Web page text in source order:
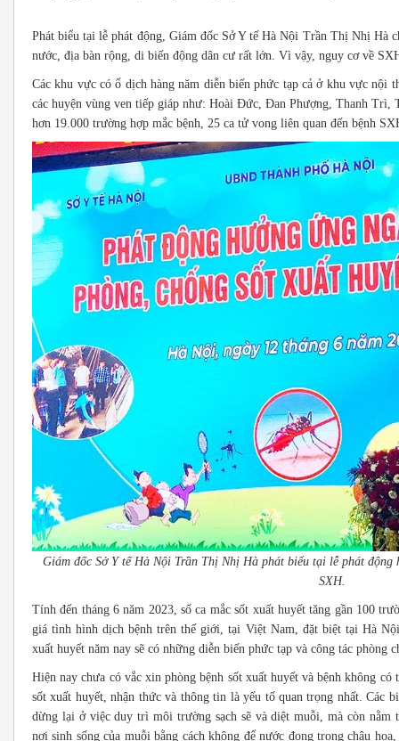
Phát biểu tại lễ phát động, Giám đốc Sở Y tế Hà Nội Trần Thị Nhị Hà
nước, địa bàn rộng, di biến động dân cư rất lớn. Vì vậy, nguy cơ về
Các khu vực có ổ dịch hàng năm diễn biến phức tạp cả ở khu vực nội
các huyện vùng ven tiếp giáp như: Hoài Đức, Đan Phượng, Thanh Trì,
hơn 19.000 trường hợp mắc bệnh, 25 ca tử vong liên quan đến bệnh
Giám đốc Sở Y tế Hà Nội Trần Thị Nhị Hà phát biểu tại lễ phát động
SXH.
Tính đến tháng 6 năm 2023, số ca mắc sốt xuất huyết tăng gần 100
giá tình hình dịch bệnh trên thế giới, tại Việt Nam, đặt biệt tại Hà
xuất huyết năm nay sẽ có những diễn biến phức tạp và công tác phòng
Hiện nay chưa có vắc xin phòng bệnh sốt xuất huyết và bệnh không
sốt xuất huyết, nhận thức và thông tin là yếu tố quan trọng nhất. Các
dừng lại ở việc duy trì môi trường sạch sẽ và diệt muỗi, mà còn nằm
nơi sinh sống của muỗi bằng cách không để nước đọng trong chậu